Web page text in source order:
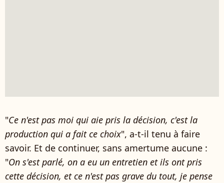
"Ce n'est pas moi qui aie pris la décision, c'est la
production qui a fait ce choix", a-t-il tenu à faire
savoir. Et de continuer, sans amertume aucune :
"On s'est parlé, on a eu un entretien et ils ont pris
cette décision, et ce n'est pas grave du tout, je pense